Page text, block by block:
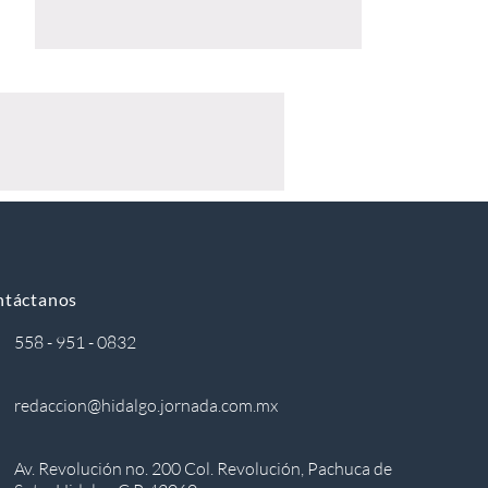
558 - 951 - 0832
redaccion@hidalgo.jornada.com.mx
Av. Revolución no. 200 Col. Revolución, Pachuca de